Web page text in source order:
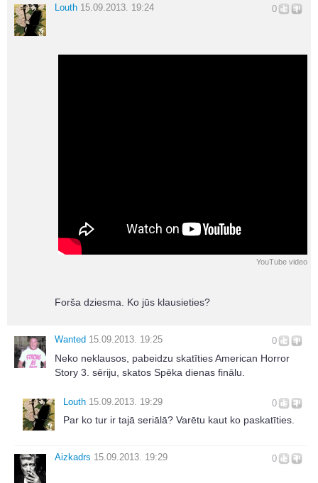
0
Louth 15.09.2013. 19:24
YouTube video
Forša dziesma. Ko jūs klausieties?
0
Wanted 15.09.2013. 19:25
Neko neklausos, pabeidzu skatīties American Horror
Story 3. sēriju, skatos Spēka dienas finālu.
0
Louth 15.09.2013. 19:29
Par ko tur ir tajā seriālā? Varētu kaut ko paskatīties.
0
Aizkadrs 15.09.2013. 19:29